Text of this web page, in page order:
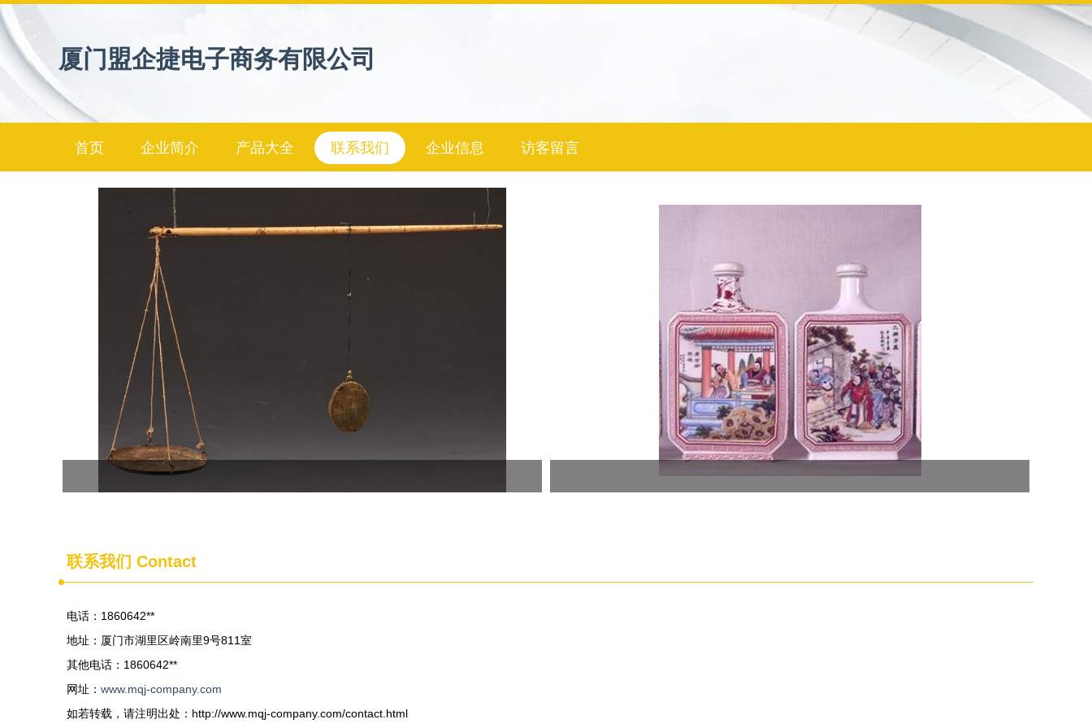
厦门盟企捷电子商务有限公司
首页 企业简介 产品大全 联系我们 企业信息 访客留言
联系我们 Contact
电话：1860642**
地址：厦门市湖里区岭南里9号811室
其他电话：1860642**
网址： www.mqj-company.com
如若转载，请注明出处：http://www.mqj-company.com/contact.html